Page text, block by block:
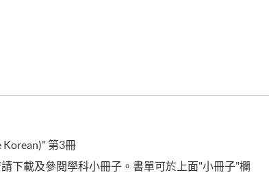
Korean)" 第3冊
下載及參閱學科小冊子。書單可於上面"小冊子"欄